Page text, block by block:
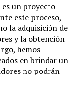
es un proyecto
este proceso,
la adquisición de
y la obtención
hemos
en brindar un
no podrán